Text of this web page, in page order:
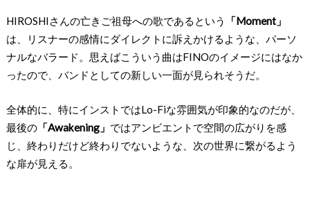
HIROSHIさんの亡きご祖母への歌であるという
「Moment」
は、リスナーの感情にダイレクトに訴えかけるような、パーソ
ナルなバラード。思えばこういう曲はFINOのイメージにはなか
ったので、バンドとしての新しい一面が見られそうだ。
全体的に、特にインストではLo-Fiな雰囲気が印象的なのだが、
最後の「Awakening」 ではアンビエントで空間の広がりを感
じ、終わりだけど終わりでないような、次の世界に繋がるよう
な扉が見える。